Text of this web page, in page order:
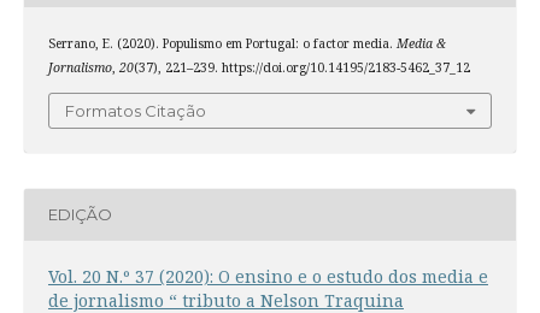
Serrano, E. (2020). Populismo em Portugal: o factor media. Media &
Jornalismo, 20(37), 221–239. https://doi.org/10.14195/2183-5462_37_12
Formatos Citação
EDIÇÃO
Vol. 20 N.º 37 (2020): O ensino e o estudo dos media e
de jornalismo “ tributo a Nelson Traquina